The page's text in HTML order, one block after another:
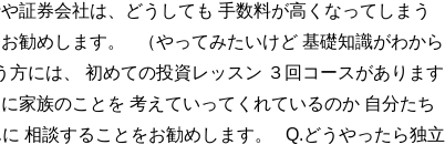
券会社は、どうしても 手数料が高くなってしまう
勧めします。 （やってみたいけど 基礎知識がわから
には、 初めての投資レッスン ３回コースがあります
族のことを 考えていってくれているのか 自分たち
相談することをお勧めします。 Q.どうやったら独立